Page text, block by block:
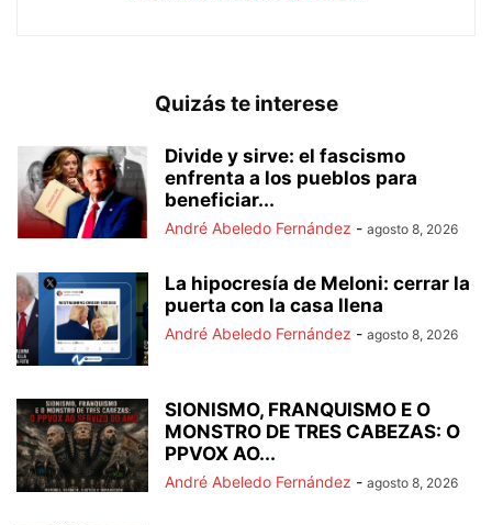
Quizás te interese
Divide y sirve: el fascismo
enfrenta a los pueblos para
beneficiar...
André Abeledo Fernández - agosto 8, 2026
La hipocresía de Meloni: cerrar la
puerta con la casa llena
André Abeledo Fernández - agosto 8, 2026
SIONISMO, FRANQUISMO E O
MONSTRO DE TRES CABEZAS: O
PPVOX AO...
André Abeledo Fernández - agosto 8, 2026